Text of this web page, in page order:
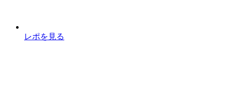
レポを見る